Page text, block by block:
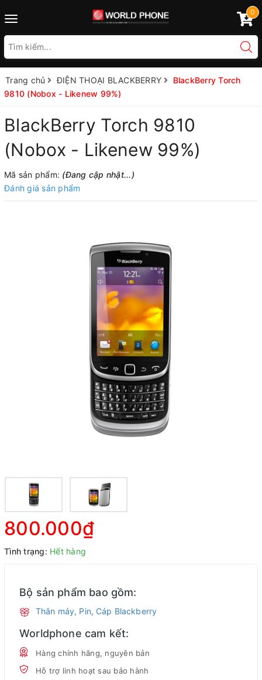
Toggle
0
Trang chủ ĐIỆN THOẠI BLACKBERRY
BlackBerry Torch
9810 (Nobox - Likenew 99%)
BlackBerry Torch 9810
(Nobox - Likenew 99%)
Mã sản phẩm: (Đang cập nhật...)
Đánh giá sản phẩm
800.000₫
Tình trạng: Hết hàng
Bộ sản phẩm bao gồm:
Thân máy, Pin, Cáp Blackberry
Worldphone cam kết:
Hàng chính hãng, nguyên bản
Hỗ trợ linh hoạt sau bảo hành